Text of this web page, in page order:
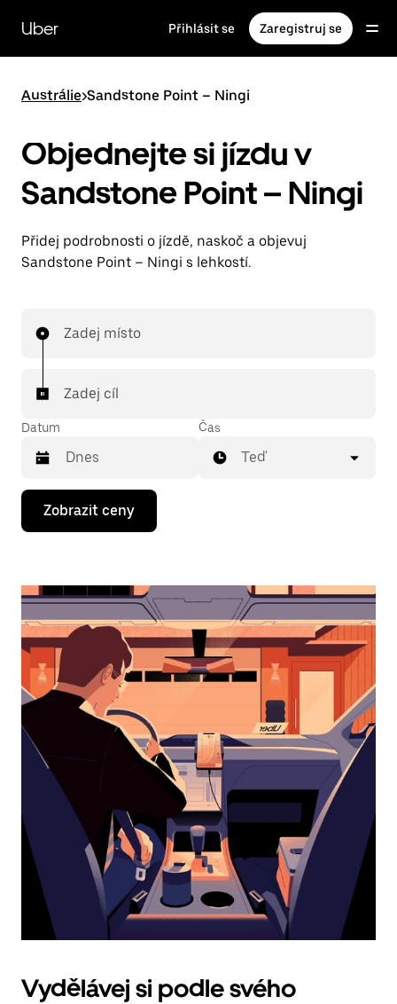
hlavní
obsah
Uber Přihlásit se Zaregistruj se
Austrálie>Sandstone Point – Ningi
Objednejte si jízdu v
Sandstone Point – Ningi
Přidej podrobnosti o jízdě, naskoč a objevuj
Sandstone Point – Ningi s lehkostí.
Zadej místo
Zadej cíl
Datum
Stisknutím
klávesy
se
kalendář
vybrat
datum.
Stisknutím
klávesy
Esc
zavřeš
kalendář.
Čas
Teď
Zobrazit ceny
Vydělávej si podle svého